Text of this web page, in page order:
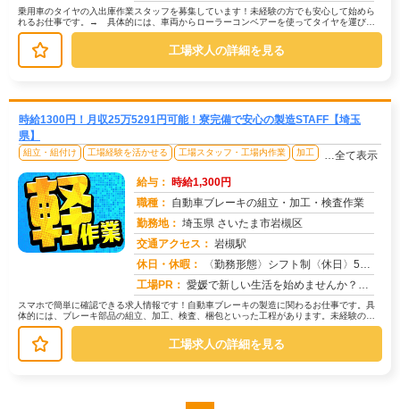
乗用車のタイヤの入出庫作業スタッフを募集しています！未経験の方でも安心して始めら
れるお仕事です。→ 具体的には、車両からローラーコンベアーを使ってタイヤを運び、
パレットに積み替える作業が中心です...
工場求人の詳細を見る
時給1300円！月収25万5291円可能！寮完備で安心の製造STAFF【埼玉
県】
組立・組付け 工場経験を活かせる 工場スタッフ・工場内作業 加工 …全て表示
給与： 時給1,300円
職種： 自動車ブレーキの組立・加工・検査作業
勤務地： 埼玉県 さいたま市岩槻区
交通アクセス： 岩槻駅
休日・休暇：
〈勤務形態〉シフト制〈休日〉5勤2休★ＧＷ★夏季休暇★冬季休暇★年末年始
工場PR： 愛媛で新しい生活を始めませんか？→すぐに住める寮をご用意！面倒な手続きは一切不要です。ワンルーム寮は家具・家電完備...
スマホで簡単に確認できる求人情報です！自動車ブレーキの製造に関わるお仕事です。具
体的には、ブレーキ部品の組立、加工、検査、梱包といった工程があります。未経験の方
でも安心して始められるよう、研修が...
工場求人の詳細を見る